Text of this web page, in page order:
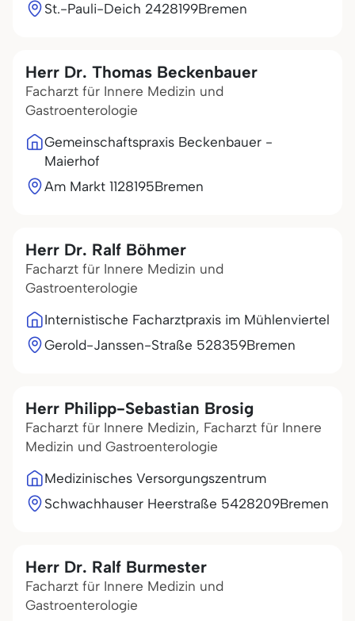
St.-Pauli-Deich 2428199Bremen
Herr Dr. Thomas Beckenbauer
Facharzt für Innere Medizin und
Gastroenterologie
Gemeinschaftspraxis Beckenbauer -
Maierhof
Am Markt 1128195Bremen
Herr Dr. Ralf Böhmer
Facharzt für Innere Medizin und
Gastroenterologie
Internistische Facharztpraxis im Mühlenviertel
Gerold-Janssen-Straße 528359Bremen
Herr Philipp-Sebastian Brosig
Facharzt für Innere Medizin, Facharzt für Innere
Medizin und Gastroenterologie
Medizinisches Versorgungszentrum
Schwachhauser Heerstraße 5428209Bremen
Herr Dr. Ralf Burmester
Facharzt für Innere Medizin und
Gastroenterologie